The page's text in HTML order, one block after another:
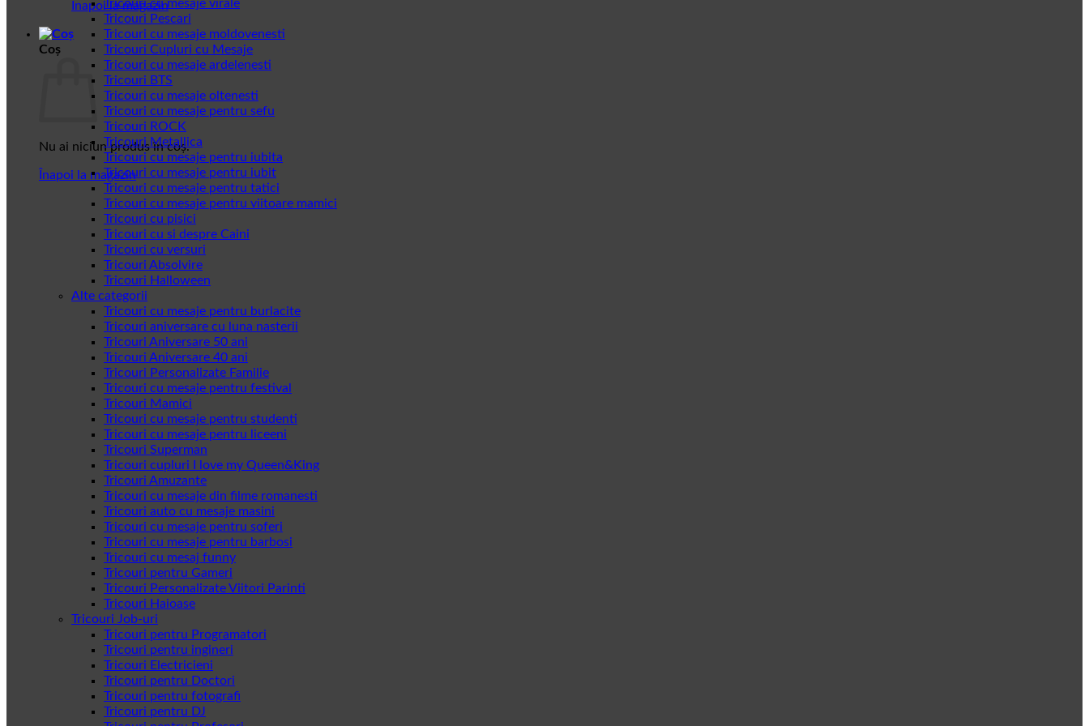
Înapoi la magazin
Coș
Nu ai niciun produs în coș.
Înapoi la magazin
Tricouri cu mesaje virale
Tricouri Pescari
Tricouri cu mesaje moldovenesti
Tricouri Cupluri cu Mesaje
Tricouri cu mesaje ardelenesti
Tricouri BTS
Tricouri cu mesaje oltenesti
Tricouri cu mesaje pentru sefu
Tricouri ROCK
Tricouri Metallica
Tricouri cu mesaje pentru iubita
Tricouri cu mesaje pentru iubit
Tricouri cu mesaje pentru tatici
Tricouri cu mesaje pentru viitoare mamici
Tricouri cu pisici
Tricouri cu si despre Caini
Tricouri cu versuri
Tricouri Absolvire
Tricouri Halloween
Alte categorii
Tricouri cu mesaje pentru burlacite
Tricouri aniversare cu luna nasterii
Tricouri Aniversare 50 ani
Tricouri Aniversare 40 ani
Tricouri Personalizate Familie
Tricouri cu mesaje pentru festival
Tricouri Mamici
Tricouri cu mesaje pentru studenti
Tricouri cu mesaje pentru liceeni
Tricouri Superman
Tricouri cupluri I love my Queen&King
Tricouri Amuzante
Tricouri cu mesaje din filme romanesti
Tricouri auto cu mesaje masini
Tricouri cu mesaje pentru soferi
Tricouri cu mesaje pentru barbosi
Tricouri cu mesaj funny
Tricouri pentru Gameri
Tricouri Personalizate Viitori Parinti
Tricouri Haioase
Tricouri Job-uri
Tricouri pentru Programatori
Tricouri pentru ingineri
Tricouri Electricieni
Tricouri pentru Doctori
Tricouri pentru fotografi
Tricouri pentru DJ